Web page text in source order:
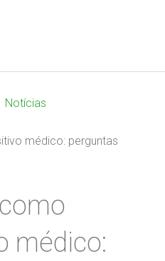
Notícias
médico: perguntas
médico: